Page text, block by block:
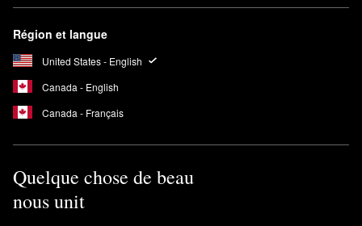
Région et langue
United States - English
Canada - English
Canada - Français
Quelque chose de beau
nous unit